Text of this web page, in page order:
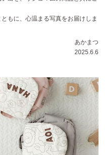
もに、心温まる写真をお届けしま
あかまつ
2025.6.6